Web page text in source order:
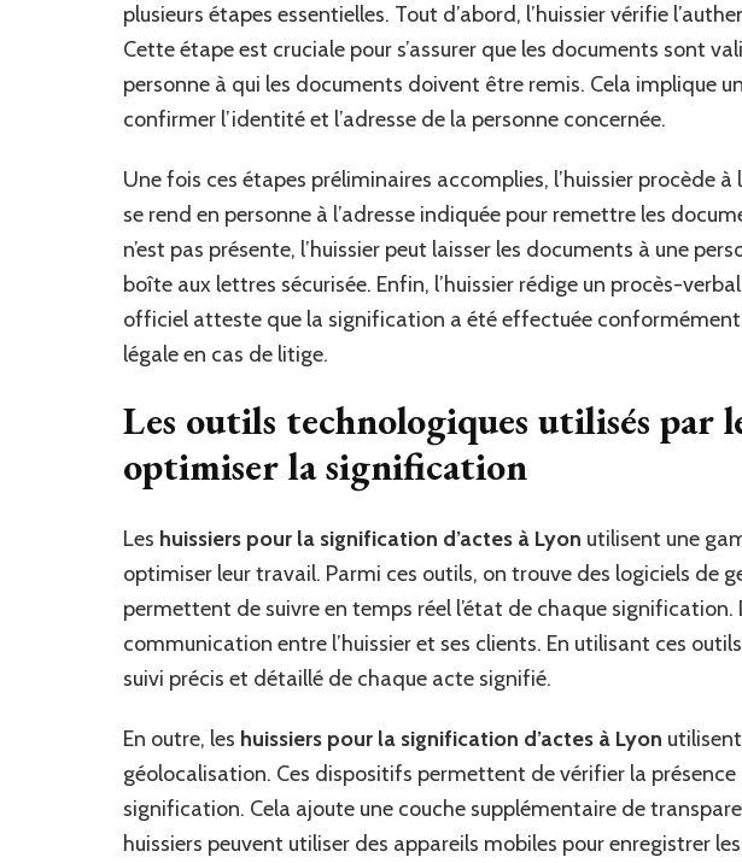
plusieurs étapes essentielles. Tout d’abord, l’huissier vérifie
Cette étape est cruciale pour s’assurer que les documents sont
personne à qui les documents doivent être remis. Cela implique
confirmer l’identité et l’adresse de la personne concernée.
Une fois ces étapes préliminaires accomplies, l’huissier procède
se rend en personne à l’adresse indiquée pour remettre les
n’est pas présente, l’huissier peut laisser les documents à une
boîte aux lettres sécurisée. Enfin, l’huissier rédige un procès-
officiel atteste que la signification a été effectuée conformément
légale en cas de litige.
Les outils technologiques utilisés par
optimiser la signification
Les huissiers pour la signification d’actes à Lyon utilisent une
optimiser leur travail. Parmi ces outils, on trouve des logiciels de
permettent de suivre en temps réel l’état de chaque signification.
communication entre l’huissier et ses clients. En utilisant ces
suivi précis et détaillé de chaque acte signifié.
En outre, les huissiers pour la signification d’actes à Lyon
géolocalisation. Ces dispositifs permettent de vérifier la présence
signification. Cela ajoute une couche supplémentaire de
huissiers peuvent utiliser des appareils mobiles pour enregistrer